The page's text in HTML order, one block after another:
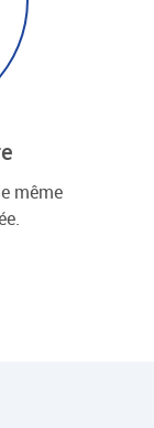
même